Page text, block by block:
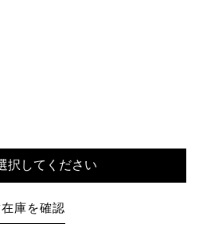
択してください
庫を確認